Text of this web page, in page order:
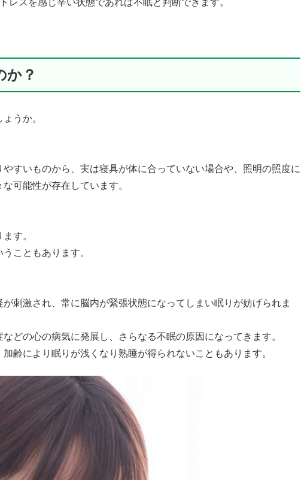
か？
うか。
すいものから、実は寝具が体に合っていない場合や、照明の照度に
可能性が存在しています。
す。
こともあります。
刺激され、常に脳内が緊張状態になってしまい眠りが妨げられま
どの心の病気に発展し、さらなる不眠の原因になってきます。
齢により眠りが浅くなり熟睡が得られないこともあります。